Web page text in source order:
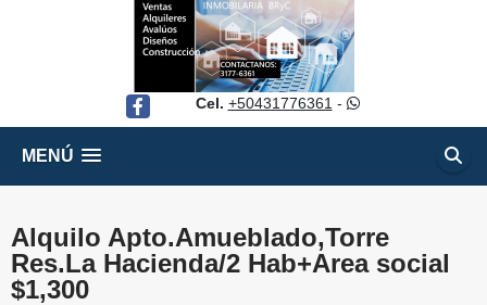
Facebook Cel. +50431776361 -
MENÚ
Alquilo Apto.Amueblado,Torre
Res.La Hacienda/2 Hab+Area social
$1,300